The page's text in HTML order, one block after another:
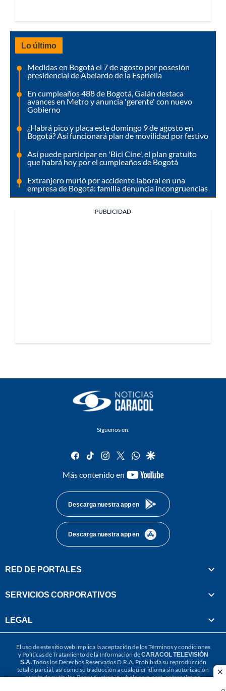
Lo último
Medidas en Bogotá el 7 de agosto por posesión
presidencial de Abelardo de la Espriella
En cumpleaños 488 de Bogotá, Galán destaca
avances en Metro y anuncia 'gerente' con nuevo
Gobierno
¿Habrá pico y placa este domingo 9 de agosto en
Bogotá? Así funcionará plan de movilidad por festivo
Así puede participar en 'Bici Cine', el plan gratuito
que habrá hoy por el cumpleaños de Bogotá
Extranjero murió por accidente laboral en una
empresa de Bogotá: familia denuncia incongruencias
PUBLICIDAD
Síguenos en:
facebook
tiktok instagram
twitterwhatsapp
google
Más contenido en
youtube-
Descarga nuestra app en
Descarga nuestra app en
RED DE PORTALES
SERVICIOS CORPORATIVOS
LEGAL
El uso de este sitio web implica la aceptación de losTérminos y condiciones
y Políticas de Tratamiento de la Información deCARACOL TELEVISIÓN
S.A.Todos los Derechos Reservados D.R.A. Prohibida su reproducción
total o parcial, así como su traducción a cualquier idioma sin autorización
escrita de su titular. Reproduction in whole or in part, or translation